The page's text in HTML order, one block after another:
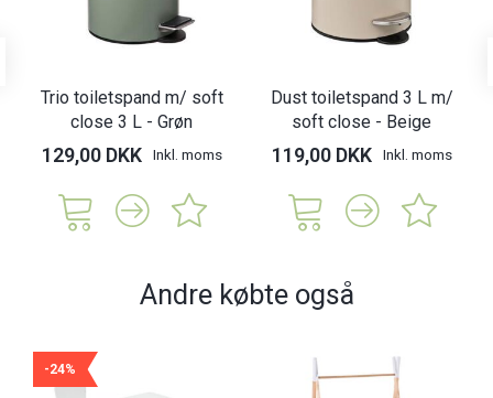
Trio toiletspand m/ soft
close 3 L - Grøn
129,00 DKK Inkl. moms
Dust toiletspand 3 L m/
soft close - Beige
119,00 DKK Inkl. moms
Andre købte også
-24%